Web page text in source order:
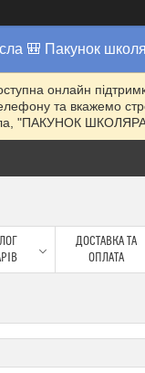
🎒 Пакунок
онлайн
та
"ПАКУНОК
ДОСТАВКА ТА
ОПЛАТА